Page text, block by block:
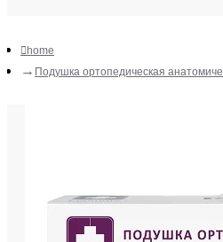
home
Подушка ортопедическая